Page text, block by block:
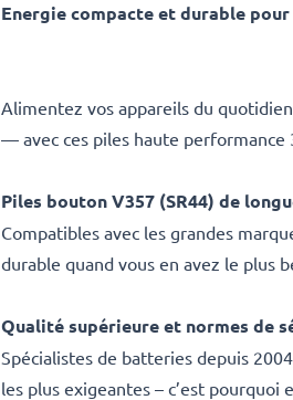
Energie compacte et durable
Alimentez vos appareils du
— avec ces piles haute performance
Piles bouton V357 (SR44) de
Compatibles avec les grandes
durable quand vous en avez le plus
Qualité supérieure et normes de
Spécialistes de batteries depuis
les plus exigeantes – c’est pourquoi